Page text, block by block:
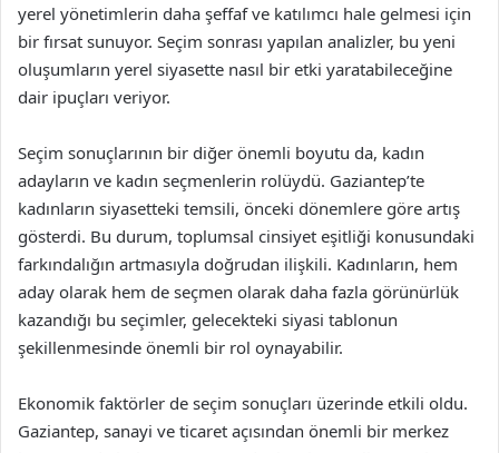
yerel yönetimlerin daha şeffaf ve katılımcı hale gelmesi için
bir fırsat sunuyor. Seçim sonrası yapılan analizler, bu yeni
oluşumların yerel siyasette nasıl bir etki yaratabileceğine
dair ipuçları veriyor.
Seçim sonuçlarının bir diğer önemli boyutu da, kadın
adayların ve kadın seçmenlerin rolüydü. Gaziantep’te
kadınların siyasetteki temsili, önceki dönemlere göre artış
gösterdi. Bu durum, toplumsal cinsiyet eşitliği konusundaki
farkındalığın artmasıyla doğrudan ilişkili. Kadınların, hem
aday olarak hem de seçmen olarak daha fazla görünürlük
kazandığı bu seçimler, gelecekteki siyasi tablonun
şekillenmesinde önemli bir rol oynayabilir.
Ekonomik faktörler de seçim sonuçları üzerinde etkili oldu.
Gaziantep, sanayi ve ticaret açısından önemli bir merkez